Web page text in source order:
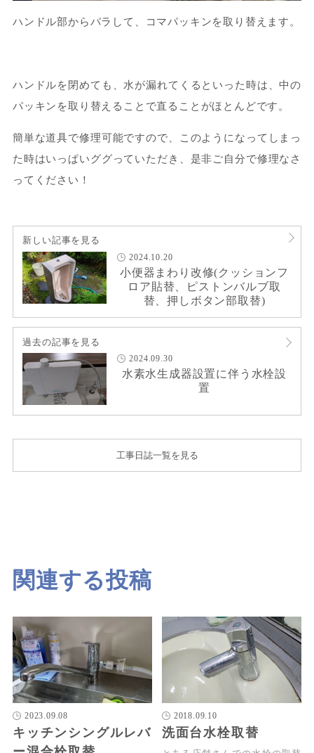
ハンドル部からバラして、コマパッキンを取り替えます。
ハンドルを閉めても、水が漏れてくるといった時は、中の
パッキンを取り替えることで直ることがほとんどです。
簡単な道具で修理可能ですので、このようになってしまっ
た時はいっぱいググっていただき、是非ご自分で修理なさ
ってください！
新しい記事を見る
2024.10.20
小便器まわり改修(クッションフ
ロア貼替、ピストンバルブ取
替、押しボタン部取替)
過去の記事を見る
2024.09.30
水素水生成器設置に伴う水栓設
置
工事日誌一覧を見る
関連する投稿
2023.09.08
キッチンシングルレバ
2018.09.10
洗面台水栓取替